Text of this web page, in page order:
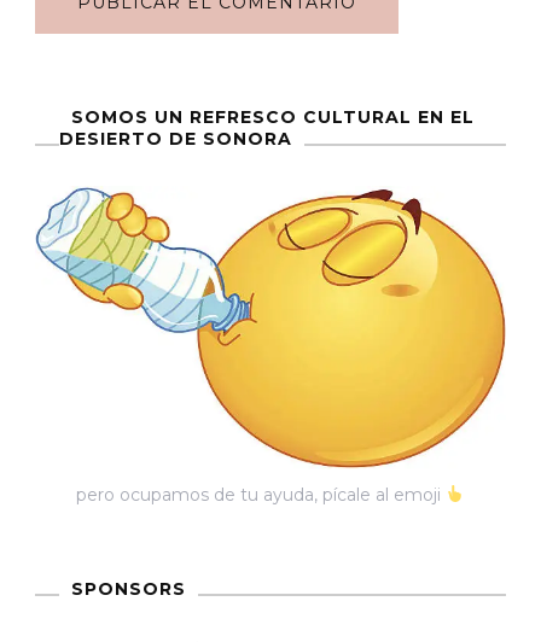
SOMOS UN REFRESCO CULTURAL EN EL
DESIERTO DE SONORA
pero ocupamos de tu ayuda, pícale al emoji
SPONSORS